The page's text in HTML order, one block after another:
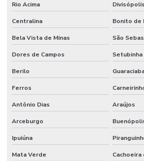
Rio Acima Divisópolis
Centralina Bonito de
Bela Vista de Minas São
Dores de Campos Setubinha
Berilo
Ferros
Antônio Dias Araújos
Arceburgo
Ipuiúna
Mata Verde Cachoeira